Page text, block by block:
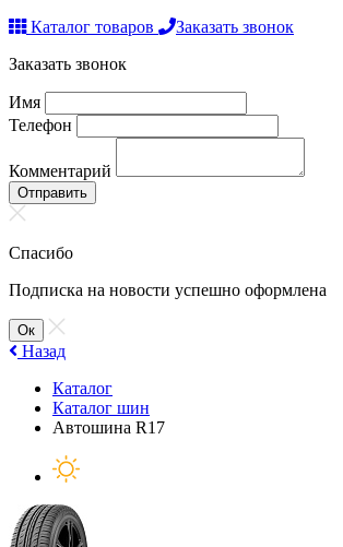
Каталог товаров
Заказать звонок
Заказать звонок
Имя
Телефон
Комментарий
Отправить
Спасибо
Подписка на новости успешно оформлена
Ок
Назад
Каталог
Каталог шин
Автошина R17